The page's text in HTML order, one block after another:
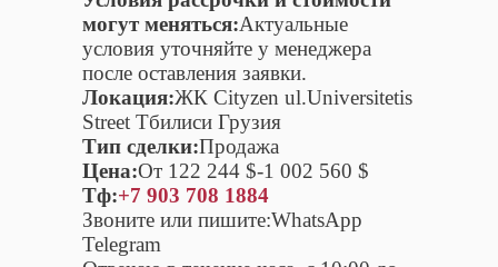
могут меняться:Актуальные
условия уточняйте у менеджера
после оставления заявки.
Локация:ЖК Cityzen ul.Universitetis
Street Тбилиси Грузия
Тип сделки:Продажа
Цена:От 122 244 $-1 002 560 $
Тф:+7 903 708 1884
Звоните или пишите:WhatsApp
Telegram